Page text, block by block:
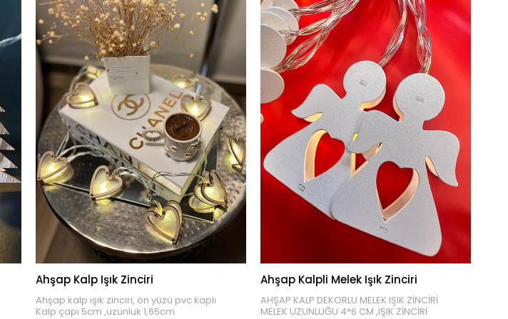
Ahşap Kalp Işık Zinciri
Ahşap kalp ışık zinciri, ön yüzü pvc kaplı
Kalp çapı 5cm ,uzunluk 1,65cm
Ahşap Kalpli Melek Işık Zinciri
AHŞAP KALP DEKORLU MELEK IŞIK ZİNCİRİ
MELEK UZUNLUĞU 4*6 CM ,IŞIK ZİNCİRİ